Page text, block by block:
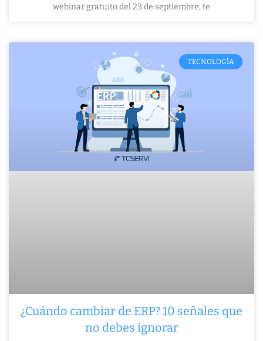
webinar gratuito del 23 de septiembre, te
TECNOLOGÍA
¿Cuándo cambiar de ERP? 10 señales que
no debes ignorar